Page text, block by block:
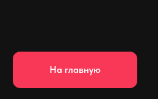
На главную